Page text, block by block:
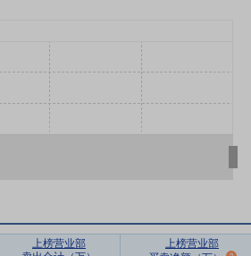
上榜营业部
上榜营业部